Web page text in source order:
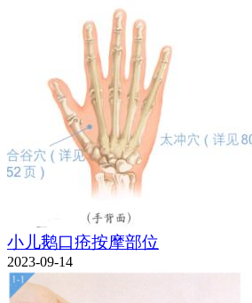
小儿鹅口疮按摩部位
2023-09-14